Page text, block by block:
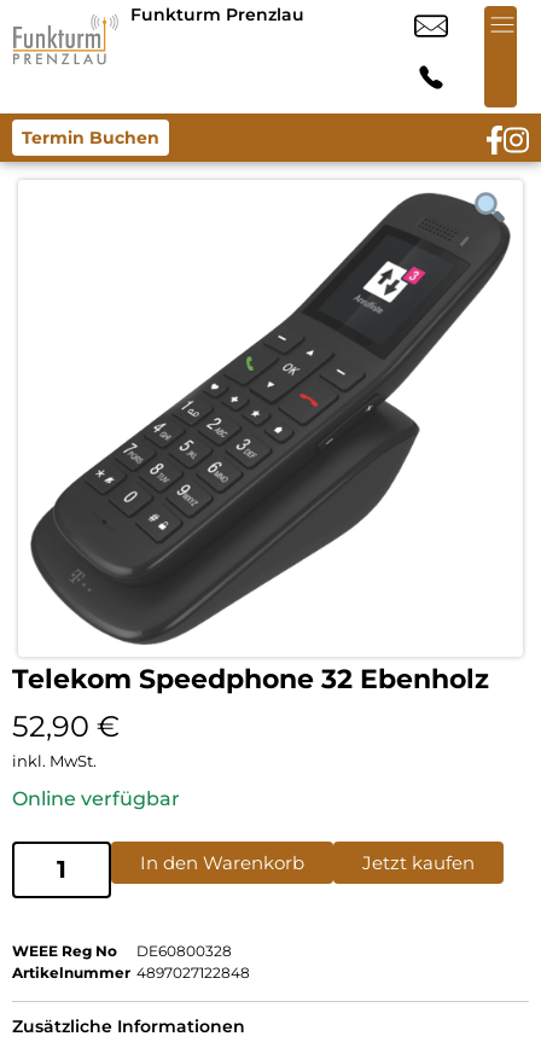
Funkturm Prenzlau
Termin Buchen
Telekom Speedphone 32 Ebenholz
52,90 €
inkl. MwSt.
Online verfügbar
In den Warenkorb Jetzt kaufen
WEEE Reg No
DE60800328
Artikelnummer 4897027122848
Zusätzliche Informationen